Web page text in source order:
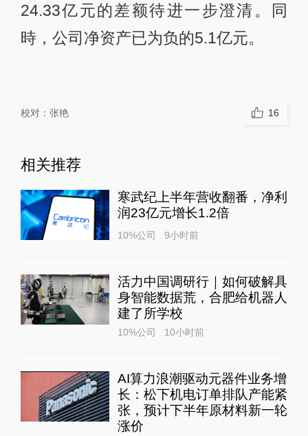
24.33亿元的差额待进一步澄清。同
時，公司净资产已为负的5.1亿元。
校对： 张艳 16
相关推荐
寒武纪上半年营收翻番，净利
润23亿元增长1.2倍
10%公司 9小时前
活力中国调研行｜如何破解具
身智能数据荒，合肥给机器人
建了所学校
10%公司 10小时前
AI算力浪潮驱动元器件业务增
长：松下机电订单排队产能紧
张，预计下半年原材料新一轮
涨价